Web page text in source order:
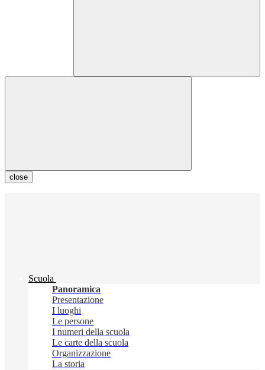
close
Scuola
Panoramica
Presentazione
I luoghi
Le persone
I numeri della scuola
Le carte della scuola
Organizzazione
La storia